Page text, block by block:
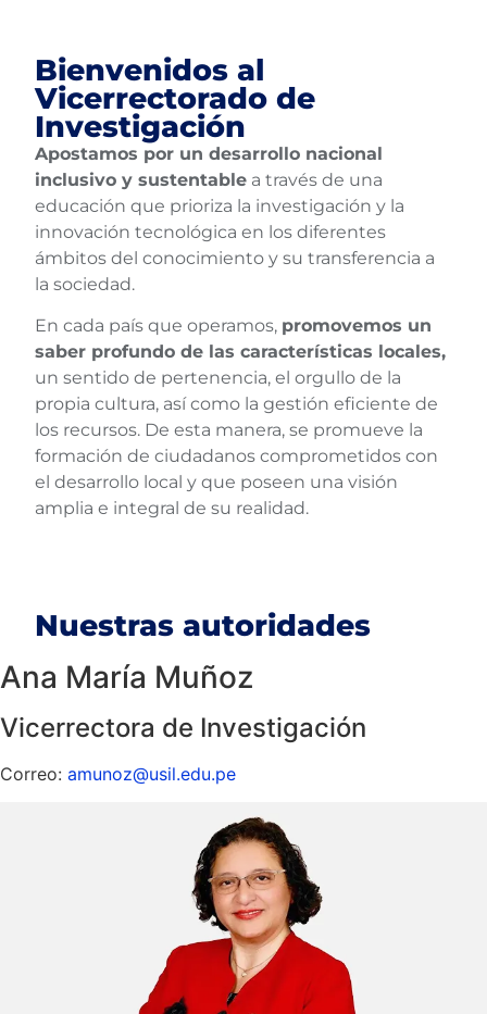
Bienvenidos al
Vicerrectorado de
Investigación
Apostamos por un desarrollo nacional
inclusivo y sustentable a través de una
educación que prioriza la investigación y la
innovación tecnológica en los diferentes
ámbitos del conocimiento y su transferencia a
la sociedad.
En cada país que operamos, promovemos un
saber profundo de las características locales,
un sentido de pertenencia, el orgullo de la
propia cultura, así como la gestión eficiente de
los recursos. De esta manera, se promueve la
formación de ciudadanos comprometidos con
el desarrollo local y que poseen una visión
amplia e integral de su realidad.
Nuestras autoridades
Ana María Muñoz
Vicerrectora de Investigación
Correo: amunoz@usil.edu.pe